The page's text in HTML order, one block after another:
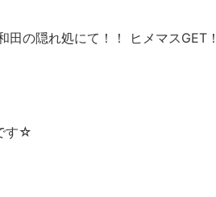
の隠れ処にて！！ ヒメマスGET
す☆